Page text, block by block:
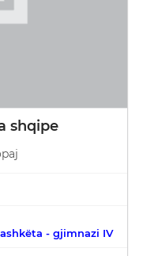
shqipe
- gjimnazi IV